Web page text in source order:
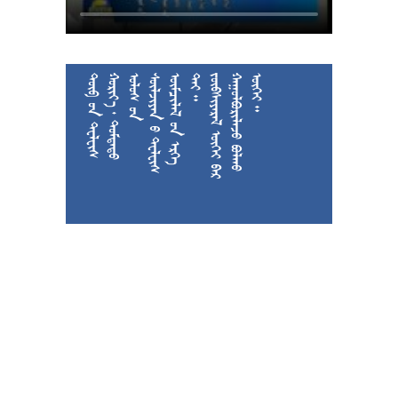

































































  






































 